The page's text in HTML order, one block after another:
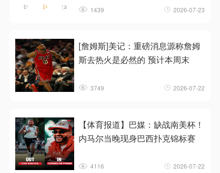
1439 2026-07-23
[詹姆斯]美记：重磅消息源称詹姆
斯去热火是必然的 预计本周末
3749 2026-07-22
【体育报道】巴媒：缺战南美杯！
内马尔当晚现身巴西扑克锦标赛
4116 2026-07-22